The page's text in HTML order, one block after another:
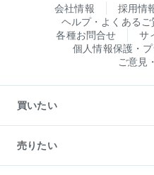
会社情報 採用情
ヘルプ・よくあるご
各種お問合せ
サ
個人情報保護・
ご意見
買いたい
新築・分譲マンションの購入
中古マンションの購入
一戸建ての購入
売りたい